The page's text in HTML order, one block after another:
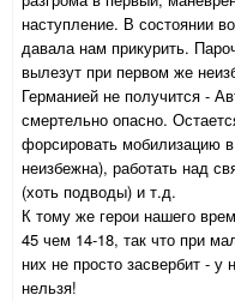
наступление. В состоянии
давала нам прикурить.
вылезут при первом же
Германией не получится -
смертельно опасно.
форсировать мобилизацию
неизбежна), работать над
(хоть подводы) и т.д.
К тому же герои нашего
45 чем 14-18, так что при
них не просто засвербит - у
нельзя!